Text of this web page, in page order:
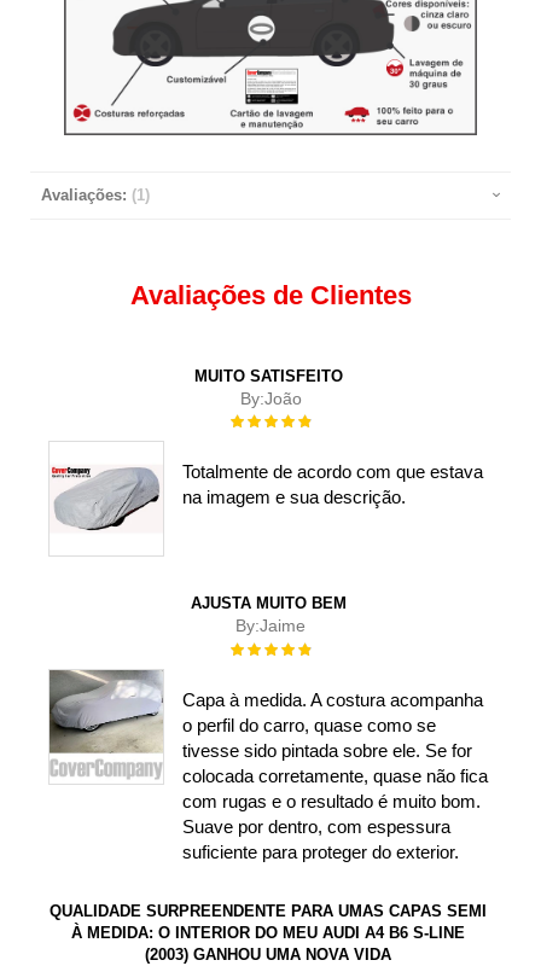
Avaliações: 1
Avaliações de Clientes
MUITO SATISFEITO
By:João
Rating:
Totalmente de acordo com que estava
na imagem e sua descrição.
AJUSTA MUITO BEM
By:Jaime
Rating:
Capa à medida. A costura acompanha
o perfil do carro, quase como se
tivesse sido pintada sobre ele. Se for
colocada corretamente, quase não fica
com rugas e o resultado é muito bom.
Suave por dentro, com espessura
suficiente para proteger do exterior.
QUALIDADE SURPREENDENTE PARA UMAS CAPAS SEMI
À MEDIDA: O INTERIOR DO MEU AUDI A4 B6 S-LINE
(2003) GANHOU UMA NOVA VIDA